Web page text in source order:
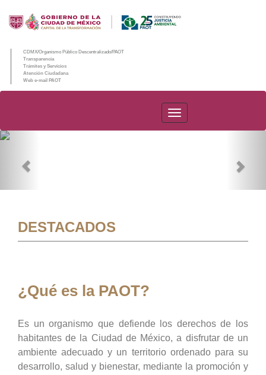
CDMX/Organismo Público Descentralizado/PAOT
Transparencia
Trámites y Servicios
Atención Ciudadana
Web e-mail PAOT
PAOT
DESTACADOS
¿Qué es la PAOT?
Es un organismo que defiende los derechos de los
habitantes de la Ciudad de México, a disfrutar de un
ambiente adecuado y un territorio ordenado para su
desarrollo, salud y bienestar, mediante la promoción y